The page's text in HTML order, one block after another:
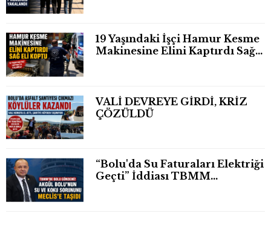
19 Yaşındaki İşçi Hamur Kesme
Makinesine Elini Kaptırdı Sağ
VALİ DEVREYE GİRDİ, KRİZ
ÇÖZÜLDÜ
“Bolu'da Su Faturaları Elektriği
Geçti” İddiası TBMM